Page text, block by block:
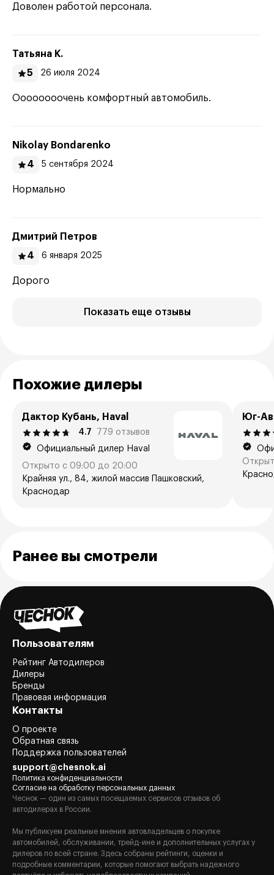
Доволен работой персонала.
Татьяна К.
5
26 июля 2024
Оооооооочень комфортный автомобиль.
Nikolay Bondarenko
4
5 сентября 2024
Нормально
Дмитрий Петров
4
6 января 2025
Дорого
Показать еще отзывы
Похожие дилеры
Дактор Кубань, Haval
4.7
779 отзывов
Официальный дилер Haval
Открыто с 09:00 до 20:00
Крайняя ул., 84, жилой массив Пашковский,
Краснодар
Юг-
Ранее вы смотрели
Пользователям
Рейтинг Автодилеров
Дилеры
Бренды
Правовая информация
Контакты
О проекте
Обратная связь
Поддержка пользователей
support@chesnok.ai
Политика конфиденциальности
Согласие на обработку персональных данных
Чеснок — один из самых посещаемых сервисов отзывов об
автодилерах в России.
Мы публикуем реальные мнения автовладельцев о покупке
автомобилей, обслуживании, трейд-ине и дополнительных услугах у
дилеров по всей стране. Здесь собраны рейтинги, оценки и
подробные комментарии, которые помогают выбрать надежного